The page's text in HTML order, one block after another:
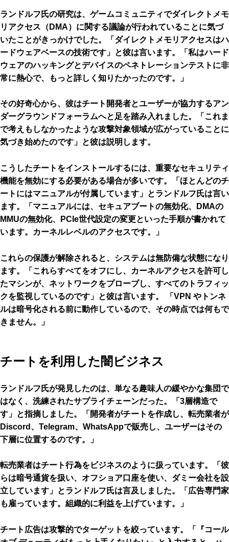
ランドルフ氏の研究は、ゲームコミュニティでダイレクトメモ
リアクセス（DMA） に関する議論が行われていることに気づ
いたことがきっかけでした。「ダイレクトメモリアクセスはハ
ードウェアベースの技術です」と彼は言います。「私はハード
ウェアのハッキングとデバイスのペネトレーションテストに非
常に熱心で、もっと詳しく知りたかったのです。」
その好奇心から、彼はチート開発者とユーザーが協力するアン
ダーグラウンドフォーラムへと足を踏み入れました。「これま
で考えもしなかったような攻撃対象領域が広がっていることに
気づき始めたのです」と彼は説明します。
こうしたチートをインストールするには、重要なセキュリティ
機能を無効にする必要がある場合が多いです。「ほとんどのチ
ートにはマニュアルが付属しています」とランドルフ氏は言い
ます。「マニュアルには、セキュアブートの無効化、DMAの
MMUの無効化、PCIe世代設定の変更といった手順が書かれて
います。カーネルレベルのアクセスです。」
これらの保護が解除されると、システムは無防備な状態になり
ます。「これらすべてをオフにし、カーネルアクセスを許可し
たマシンが、ネットワークをプローブし、すべてのトラフィッ
クを監視しているのです」と彼は言います。 「VPN やトンネ
ルは暗号化される前に動作しているので、その時点では何もで
きません。」
チートを利用した闇ビジネス
ランドルフ氏が発見したのは、単なる趣味人の緩やかな集団で
はなく、洗練されたサプライチェーンだった。「3層構造で
す」と指摘しました。「開発者がチートを作成し、転売業者が
Discord、Telegram、WhatsAppで販売し、ユーザーはその
下層に位置するのです。」
転売業者はチート行為をビジネスのように扱っています。「彼
らは暗号通貨を扱い、オフショア口座を使い、ダミー会社を設
立しています」とランドルフ氏は言及しました。「広告専門家
も雇っています。組織的に利益を上げています。」
チート広告は攻撃的でターゲットを絞っています。「『コール